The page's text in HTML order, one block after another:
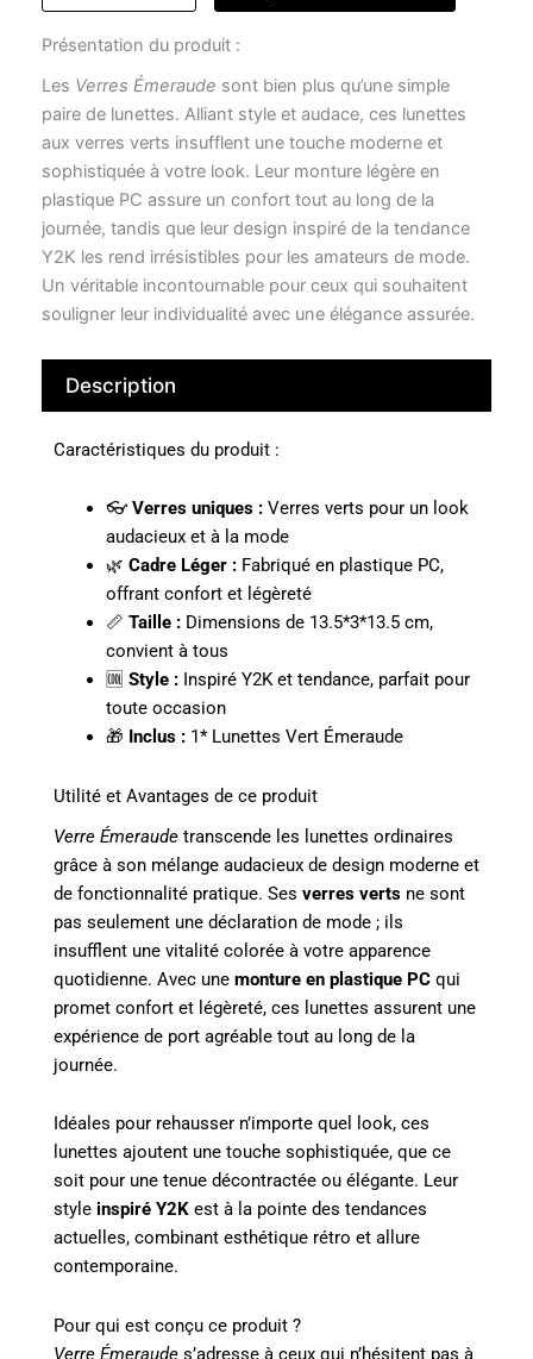
transparente
-
verre
émeraude
Présentation du produit :
Les Verres Émeraude sont bien plus qu’une simple
paire de lunettes. Alliant style et audace, ces lunettes
aux verres verts insufflent une touche moderne et
sophistiquée à votre look. Leur monture légère en
plastique PC assure un confort tout au long de la
journée, tandis que leur design inspiré de la tendance
Y2K les rend irrésistibles pour les amateurs de mode.
Un véritable incontournable pour ceux qui souhaitent
souligner leur individualité avec une élégance assurée.
Description
Caractéristiques du produit :
👓 Verres uniques :Verres verts pour un look
audacieux et à la mode
🌿 Cadre Léger :Fabriqué en plastique PC,
offrant confort et légèreté
📏 Taille :Dimensions de 13.5*3*13.5 cm,
convient à tous
🆒 Style :Inspiré Y2K et tendance, parfait pour
toute occasion
🎁 Inclus :1* Lunettes Vert Émeraude
Utilité et Avantages de ce produit
Verre Émeraude transcende les lunettes ordinaires
grâce à son mélange audacieux de design moderne et
de fonctionnalité pratique. Ses verres verts ne sont
pas seulement une déclaration de mode ; ils
insufflent une vitalité colorée à votre apparence
quotidienne. Avec une monture en plastique PC qui
promet confort et légèreté, ces lunettes assurent une
expérience de port agréable tout au long de la
journée.
Idéales pour rehausser n’importe quel look, ces
lunettes ajoutent une touche sophistiquée, que ce
soit pour une tenue décontractée ou élégante. Leur
style inspiré Y2K est à la pointe des tendances
actuelles, combinant esthétique rétro et allure
contemporaine.
Pour qui est conçu ce produit ?
Verre Émeraude s’adresse à ceux qui n’hésitent pas à